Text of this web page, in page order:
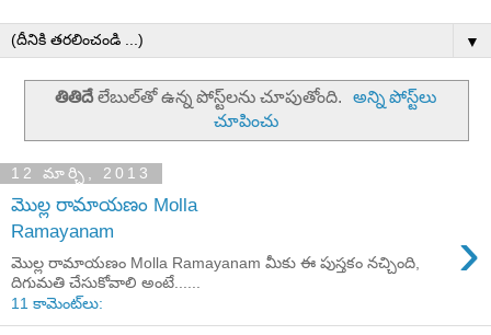
▼
తితిదేలేబుల్‌తో ఉన్న పోస్ట్‌లను చూపుతోంది.
అన్ని పోస్ట్‌లు
చూపించు
12 మార్చి, 2013
మొల్ల రామాయణం Molla
Ramayanam
›
మొల్ల రామాయణం Molla Ramayanam మీకు ఈ పుస్తకం నచ్చింది,
దిగుమతి చేసుకోవాలి అంటే......
11 కామెంట్‌లు: